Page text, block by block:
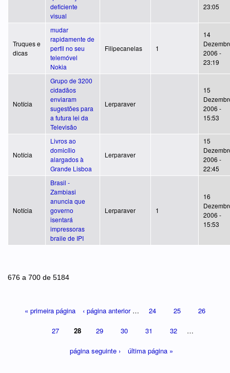
deficiente
visual
23:05
Truques e
dicas
mudar
rapidamente de
perfil no seu
telemóvel
Nokia
Filipecanelas 1
14
2006 -
23:19
Notícia
Grupo de 3200
cidadãos
enviaram
sugestões para
a futura lei da
Televisão
Lerparaver
15
2006 -
15:53
Notícia
Livros ao
domicílio
alargados à
Grande Lisboa
Lerparaver
15
2006 -
22:45
Notícia
Brasil -
Zambiasi
anuncia que
governo
isentará
impressoras
braile de IPI
Lerparaver 1
16
2006 -
15:53
676 a 700 de 5184
« primeira página ‹ página anterior … 24 25 26
27 28 29 30 31 32 …
página seguinte › última página »